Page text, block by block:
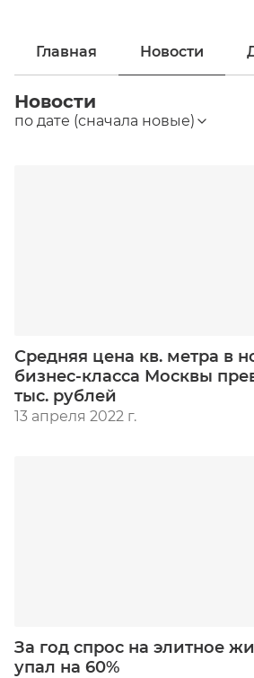
Главная Новости
Новости
по дате (сначала новые)
Средняя цена кв. метра в
бизнес-класса Москвы
тыс. рублей
13 апреля 2022 г.
За год спрос на элитное
упал на 60%